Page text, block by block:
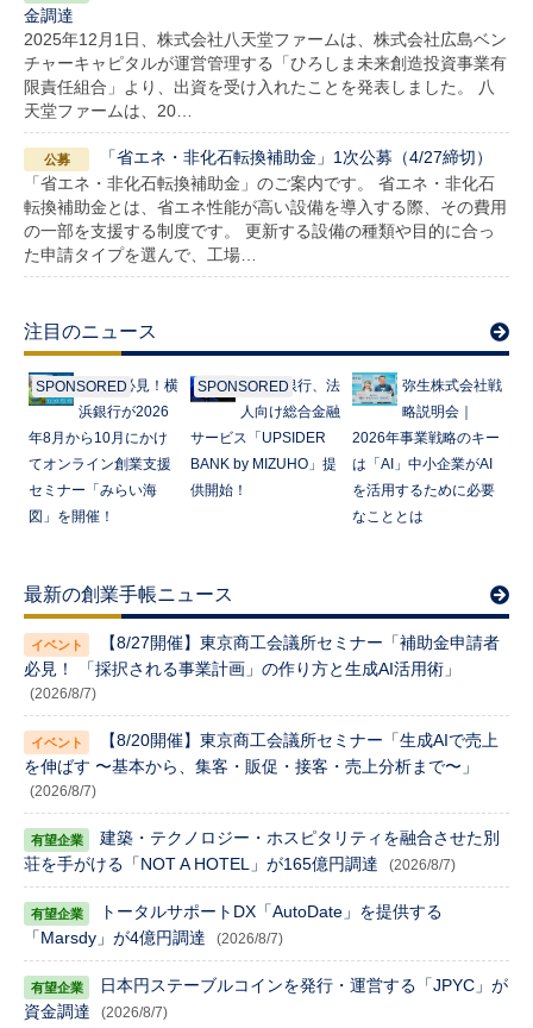
金調達
2025年12月1日、株式会社八天堂ファームは、株式会社広島ベン
チャーキャピタルが運営管理する「ひろしま未来創造投資事業有
限責任組合」より、出資を受け入れたことを発表しました。 八
天堂ファームは、20…
「省エネ・非化石転換補助金」1次公募（4/27締切）
「省エネ・非化石転換補助金」のご案内です。 省エネ・非化石
転換補助金とは、省エネ性能が高い設備を導入する際、その費用
の一部を支援する制度です。 更新する設備の種類や目的に合っ
た申請タイプを選んで、工場…
注目のニュース
SPONSORED起業家必見！横
浜銀行が2026
年8月から10月にかけ
てオンライン創業支援
セミナー「みらい海
図」を開催！
SPONSOREDみずほ銀行、法
人向け総合金融
サービス「UPSIDER
BANK by MIZUHO」提
供開始！
弥生株式会社戦
略説明会｜
2026年事業戦略のキー
は「AI」中小企業がAI
を活用するために必要
なこととは
最新の創業手帳ニュース
【8/27開催】東京商工会議所セミナー「補助金申請者
必見！ 「採択される事業計画」の作り方と生成AI活用術」
(2026/8/7)
【8/20開催】東京商工会議所セミナー「生成AIで売上
を伸ばす 〜基本から、集客・販促・接客・売上分析まで〜」
(2026/8/7)
建築・テクノロジー・ホスピタリティを融合させた別
荘を手がける「NOT A HOTEL」が165億円調達
(2026/8/7)
トータルサポートDX「AutoDate」を提供する
「Marsdy」が4億円調達
(2026/8/7)
日本円ステーブルコインを発行・運営する「JPYC」が
資金調達
(2026/8/7)